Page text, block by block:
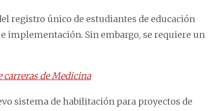
registro único de estudiantes de educación
implementación. Sin embargo, se requiere un
de Medicina
sistema de habilitación para proyectos de